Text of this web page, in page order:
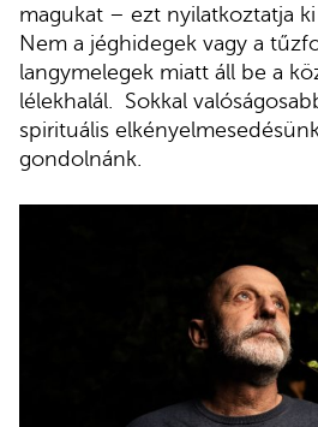
magukat – ezt nyilatkoztatja
Nem a jéghidegek vagy a
langymelegek miatt áll be a
lélekhalál. Sokkal
spirituális
gondolnánk.